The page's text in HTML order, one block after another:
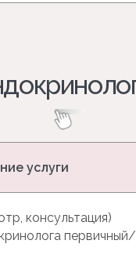
услуги
консультация)
первичный/